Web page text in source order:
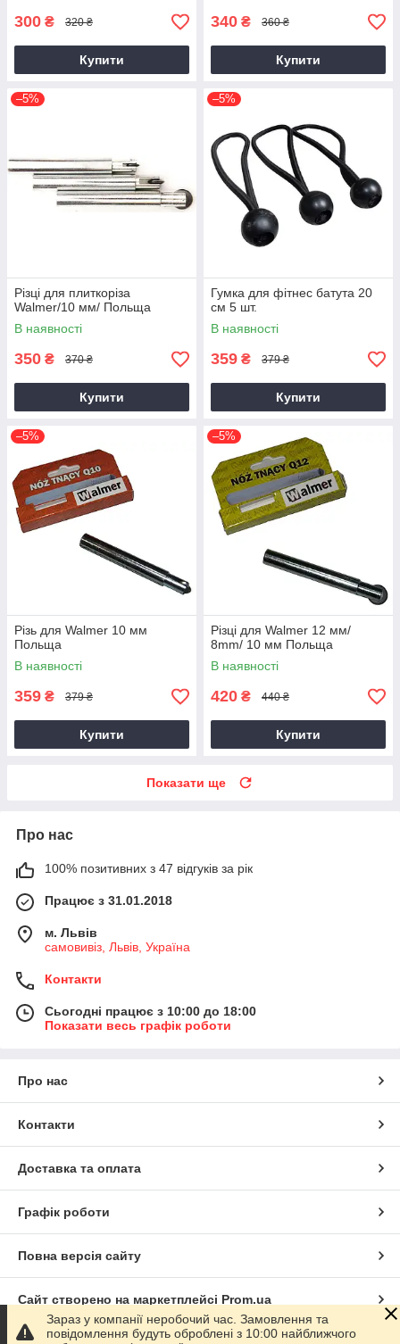
300 ₴ 320 ₴
Купити
340 ₴ 360 ₴
Купити
–5%
Різці для плиткоріза
Walmer/10 мм/ Польща
В наявності
350 ₴ 370 ₴
Купити
–5%
Гумка для фітнес батута 20
см 5 шт.
В наявності
359 ₴ 379 ₴
Купити
–5%
Різь для Walmer 10 мм
Польща
В наявності
359 ₴ 379 ₴
Купити
–5%
Різці для Walmer 12 мм/
8mm/ 10 мм Польща
В наявності
420 ₴ 440 ₴
Купити
Показати ще
Про нас
100% позитивних з 47 відгуків за рік
Працює з 31.01.2018
м. Львів
самовивіз, Львів, Україна
Контакти
Сьогодні працює з 10:00 до 18:00
Показати весь графік роботи
Про нас
Контакти
Доставка та оплата
Графік роботи
Повна версія сайту
Сайт створено на маркетплейсі Prom.ua
Зараз у компанії неробочий час. Замовлення та
повідомлення будуть оброблені з 10:00 найближчого